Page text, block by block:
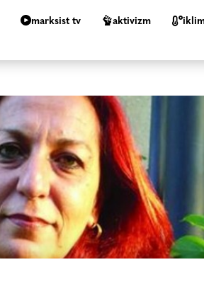
marksist tv aktivizm